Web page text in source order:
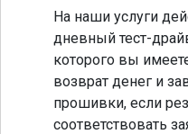
На наши услуги
дневный тест-
которого вы
возврат денег и
прошивки, если
соответствовать